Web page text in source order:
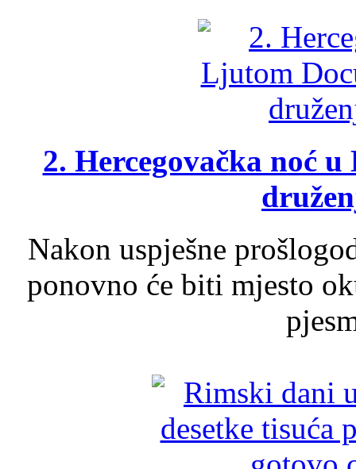
2. Hercegovačka noć
Nakon uspješne
ponovno će biti mjesto